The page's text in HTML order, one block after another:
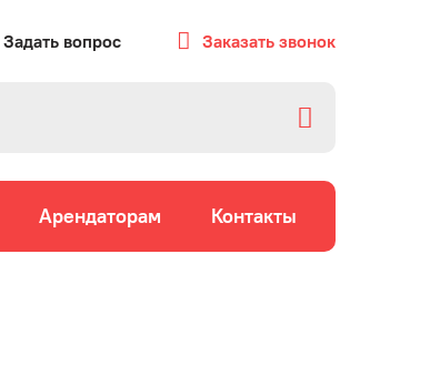
Задать вопрос Заказать звонок
Арендаторам Контакты